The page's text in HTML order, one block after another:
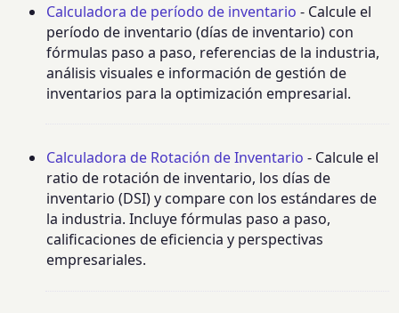
Calculadora de período de inventario - Calcule el
período de inventario (días de inventario) con
fórmulas paso a paso, referencias de la industria,
análisis visuales e información de gestión de
inventarios para la optimización empresarial.
Calculadora de Rotación de Inventario - Calcule el
ratio de rotación de inventario, los días de
inventario (DSI) y compare con los estándares de
la industria. Incluye fórmulas paso a paso,
calificaciones de eficiencia y perspectivas
empresariales.